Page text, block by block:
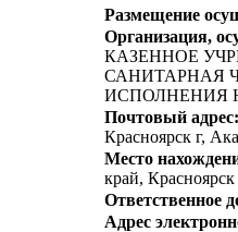
Размещение
Организация,
КАЗЕННОЕ
САНИТАРНАЯ
ИСПОЛНЕНИЯ
Почтовый адрес:
Красноярск г,
Место
край,
Ответственное
Адрес